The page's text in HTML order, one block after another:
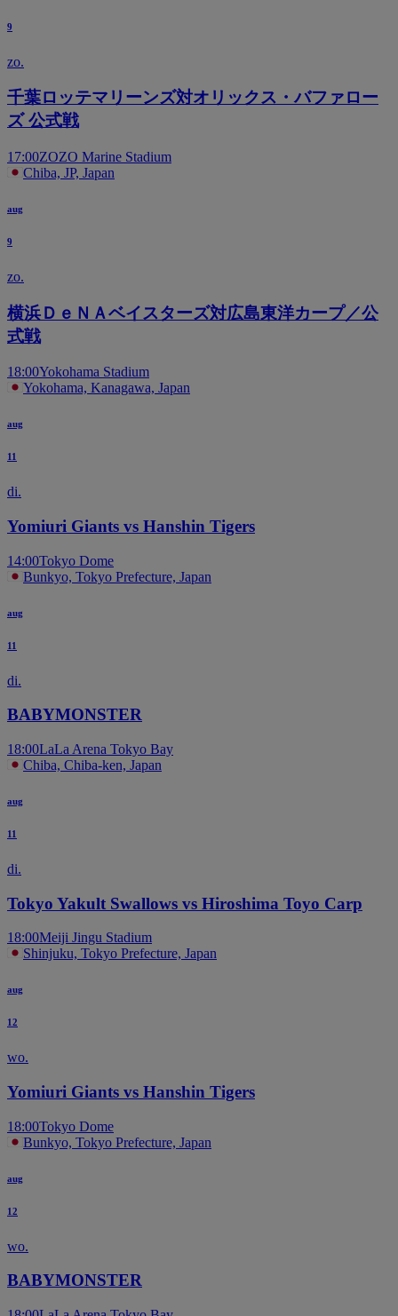
9
zo.
千葉ロッテマリーンズ対オリックス・バファロー
ズ 公式戦
17:00ZOZO Marine Stadium
Chiba, JP, Japan
aug
9
zo.
横浜ＤｅＮＡベイスターズ対広島東洋カープ／公
式戦
18:00Yokohama Stadium
Yokohama, Kanagawa, Japan
aug
11
di.
Yomiuri Giants vs Hanshin Tigers
14:00Tokyo Dome
Bunkyo, Tokyo Prefecture, Japan
aug
11
di.
BABYMONSTER
18:00LaLa Arena Tokyo Bay
Chiba, Chiba-ken, Japan
aug
11
di.
Tokyo Yakult Swallows vs Hiroshima Toyo Carp
18:00Meiji Jingu Stadium
Shinjuku, Tokyo Prefecture, Japan
aug
12
wo.
Yomiuri Giants vs Hanshin Tigers
18:00Tokyo Dome
Bunkyo, Tokyo Prefecture, Japan
aug
12
wo.
BABYMONSTER